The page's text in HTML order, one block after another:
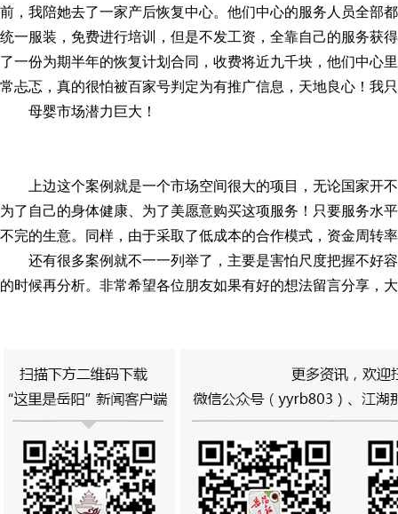
前，我陪她去了一家产后恢复中心。他们中心的服务人员全部
统一服装，免费进行培训，但是不发工资，全靠自己的服务获
了一份为期半年的恢复计划合同，收费将近九千块，他们中心
常忐忑，真的很怕被百家号判定为有推广信息，天地良心！我
母婴市场潜力巨大！
上边这个案例就是一个市场空间很大的项目，无论国家开
为了自己的身体健康、为了美愿意购买这项服务！只要服务水
不完的生意。同样，由于采取了低成本的合作模式，资金周转
还有很多案例就不一一列举了，主要是害怕尺度把握不好
的时候再分析。非常希望各位朋友如果有好的想法留言分享，